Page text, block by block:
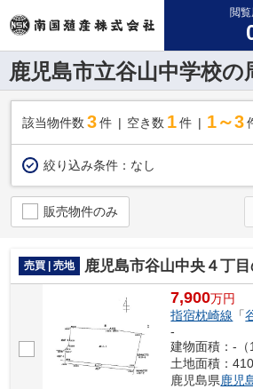
閲
鹿児島市立谷山中学校の
該当物件数 3件 空き数 1 件 1～3
絞り込み条件： なし
販売物件のみ
売買 | 売地 鹿児島市谷山中央４丁
7,900万円
指宿枕崎線 「
-
建物面積：-（
土地面積：
鹿児島県鹿児